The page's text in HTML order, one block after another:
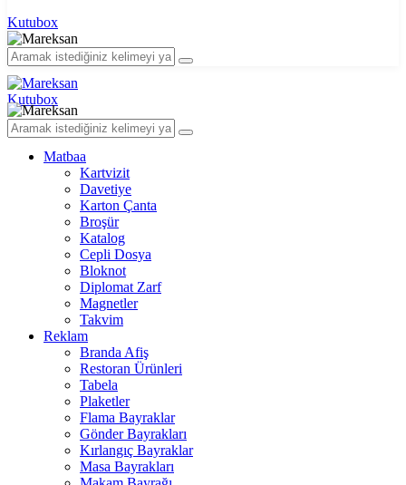
Kutubox
Kutubox
Matbaa
Kartvizit
Davetiye
Karton Çanta
Broşür
Katalog
Cepli Dosya
Bloknot
Diplomat Zarf
Magnetler
Takvim
Reklam
Branda Afiş
Restoran Ürünleri
Tabela
Plaketler
Flama Bayraklar
Gönder Bayrakları
Kırlangıç Bayraklar
Masa Bayrakları